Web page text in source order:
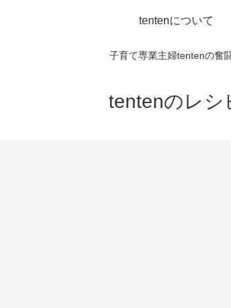
子育て専業主婦tentenの奮
tentenのレシ
tentenについて